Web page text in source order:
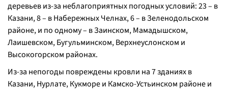
деревьев из-за неблагоприятных погодных условий: 23 – в
Казани, 8 – в Набережных Челнах, 6 – в Зеленодольском
районе, и по одному – в Заинском, Мамадышском,
Лаишевском, Бугульминском, Верхнеуслонском и
Высокогорском районах.
Из-за непогоды повреждены кровли на 7 зданиях в
Казани, Нурлате, Кукморе и Камско-Устьинском районе и